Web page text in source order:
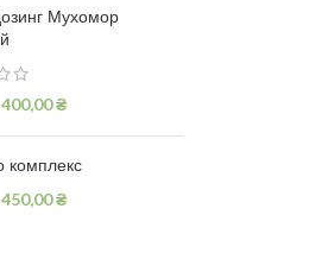
Мухомор
400,00₴
комплекс
450,00₴